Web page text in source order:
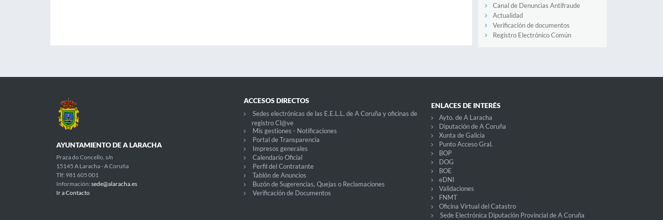
Canal de Denuncias Antifraude
Actualidad
Verificación de documentos
Registro Electrónico Común
AYUNTAMIENTO DE A LARACHA
Praza do Concello, s/n
15145 A Laracha - A Coruña
Tlf: 981 605 001
Información: sede@alaracha.es
Ir a Contacto
ACCESOS DIRECTOS
Sedes electrónicas de las E.E.L.L. de A Coruña y oficinas de
registro Cl@ve
Mis gestiones - Notificaciones
Portal de Transparencia
Impresos generales
Calendario Oficial
Perfil del Contratante
Tablón de Anuncios
Buzón de Sugerencias, Quejas o Reclamaciones
Verificación de Documentos
ENLACES DE INTERÉS
Ayto. de A Laracha
Diputación de A Coruña
Xunta de Galicia
Punto Acceso Gral.
BOP
DOG
BOE
eDNI
Validaciones
FNMT
Oficina Virtual del Catastro
Sede Electrónica Diputación Provincial de A Coruña